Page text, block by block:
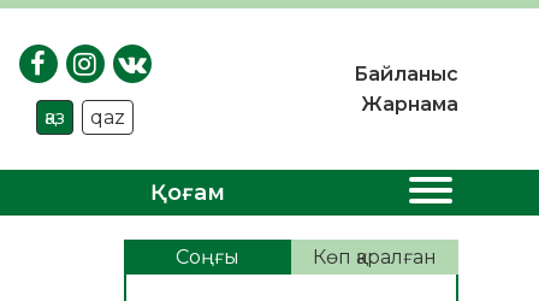
қаз qaz
Байланыс
Жарнама
Қоғам
Соңғы Көп қаралған